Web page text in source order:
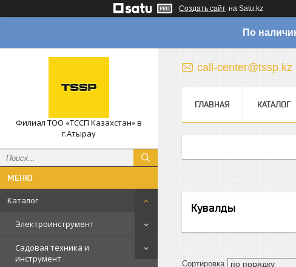
Создать сайт на Satu.kz
По
Филиал ТОО «ТССП Казахстан» в
г.Атырау
Каталог
Электроинструмент
Садовая техника и
инструмент
call-center@tssp.kz
ГЛАВНАЯ КАТАЛОГ
Кувалды